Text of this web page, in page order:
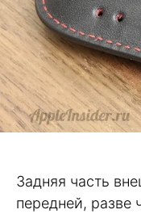
Задняя часть
передней, разве